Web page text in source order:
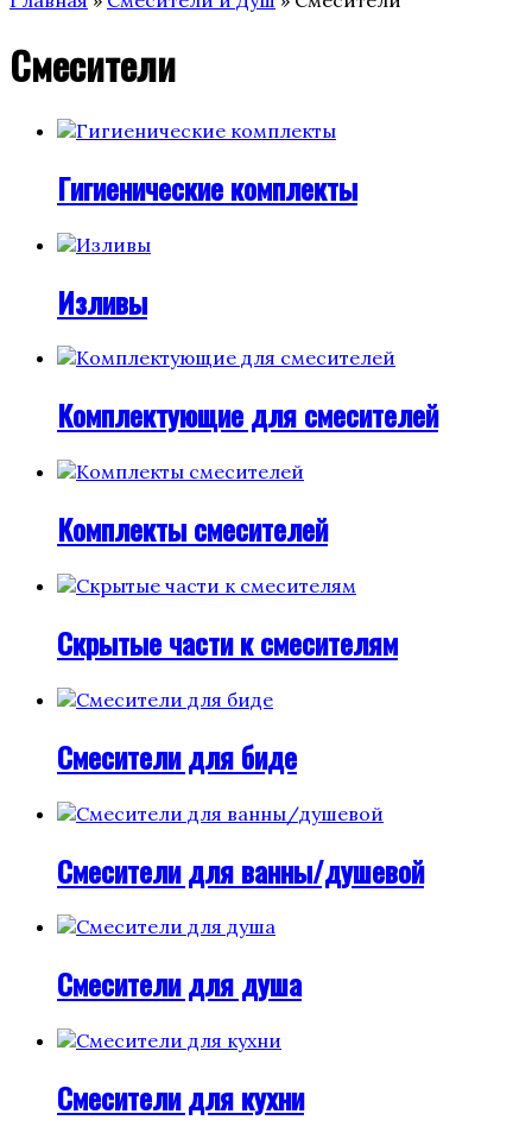
Смесители
Гигиенические комплекты
Изливы
Комплектующие для смесителей
Комплекты смесителей
Скрытые части к смесителям
Смесители для биде
Смесители для ванны/душевой
Смесители для душа
Смесители для кухни